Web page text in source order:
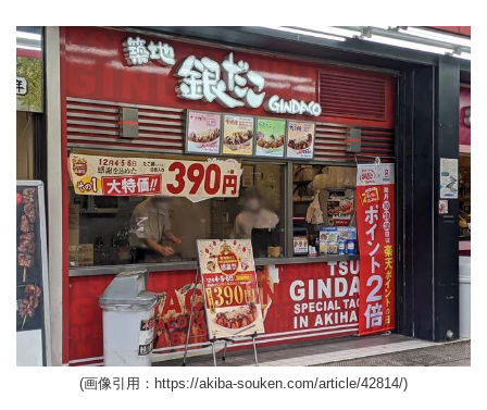
(画像引用：https://akiba-souken.com/article/42814/)